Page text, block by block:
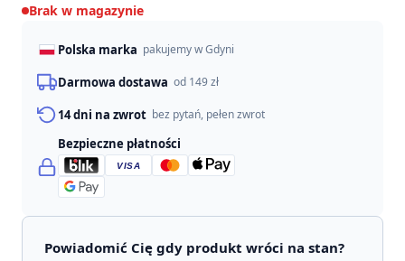
Brak w magazynie
Polska marka pakujemy w Gdyni
Darmowa dostawa od 149 zł
14 dni na zwrot bez pytań, pełen zwrot
Bezpieczne płatności
VISA
Powiadomić Cię gdy produkt wróci na stan?